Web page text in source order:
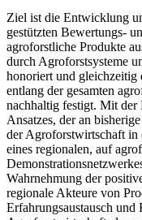
Ziel ist die Entwicklung
gestützten Bewertungs-
agroforstliche Produkte
durch Agroforstsysteme
honoriert und gleichzeitig
entlang der gesamten
nachhaltig festigt. Mit der
Ansatzes, der an
der Agroforstwirtschaft
eines regionalen, auf
Wahrnehmung der
regionale Akteure von
Erfahrungsaustausch